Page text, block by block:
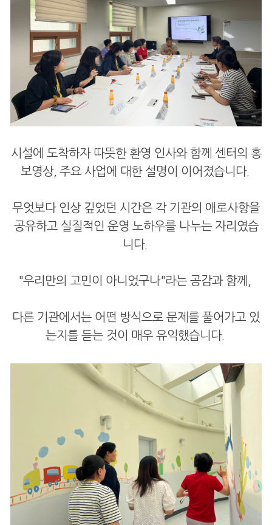
시설에 도착하자 따뜻한 환영 인사와 함께 센터의 홍
보영상, 주요 사업에 대한 설명이 이어졌습니다.
무엇보다 인상 깊었던 시간은 각 기관의 애로사항을
공유하고 실질적인 운영 노하우를 나누는 자리였습
니다.
"우리만의 고민이 아니었구나"라는 공감과 함께,
다른 기관에서는 어떤 방식으로 문제를 풀어가고 있
는지를 듣는 것이 매우 유익했습니다.